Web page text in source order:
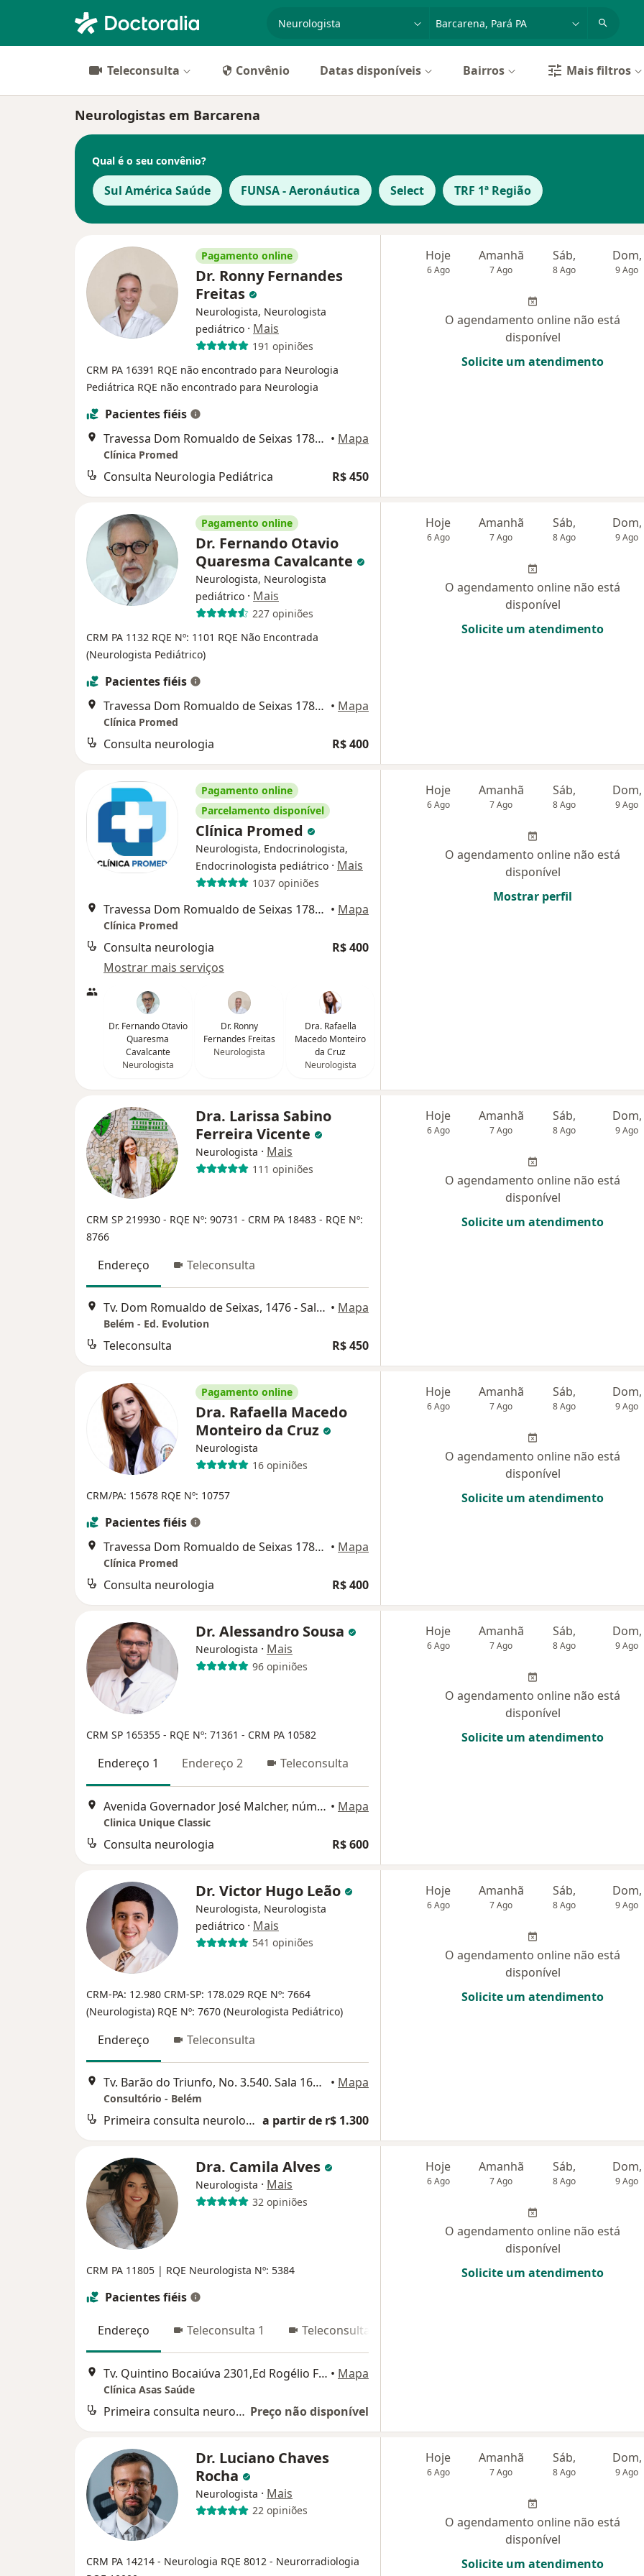
cidade ou região
Teleconsulta Convênio Datas disponíveis Bairros Mais filtros
Neurologistas em Barcarena
Qual é o seu convênio?
Sul América Saúde FUNSA - Aeronáutica Select TRF 1ª Região
Pagamento online
Dr. Ronny Fernandes
Freitas
Neurologista, Neurologista
pediátrico · Mais
191 opiniões
CRM PA 16391 RQE não encontrado para Neurologia
Pediátrica RQE não encontrado para Neurologia
Pacientes fiéis
Travessa Dom Romualdo de Seixas 1782, Belém do Pará • Mapa
Clínica Promed
Consulta Neurologia Pediátrica R$ 450
Hoje
6 Ago
Amanhã
7 Ago
Sáb,
8 Ago
Dom,
9 Ago
O agendamento online não está
disponível
Solicite um atendimento
Pagamento online
Dr. Fernando Otavio
Quaresma Cavalcante
Neurologista, Neurologista
pediátrico · Mais
227 opiniões
CRM PA 1132 RQE Nº: 1101 RQE Não Encontrada
(Neurologista Pediátrico)
Pacientes fiéis
Travessa Dom Romualdo de Seixas 1782, Belém do Pará • Mapa
Clínica Promed
Consulta neurologia R$ 400
Hoje
6 Ago
Amanhã
7 Ago
Sáb,
8 Ago
Dom,
9 Ago
O agendamento online não está
disponível
Solicite um atendimento
Pagamento online
Parcelamento disponível
Clínica Promed
Neurologista, Endocrinologista,
Endocrinologista pediátrico · Mais
1037 opiniões
Travessa Dom Romualdo de Seixas 1782, Belém do Pará • Mapa
Clínica Promed
Consulta neurologia
R$ 400
Mostrar mais serviços
Dr. Fernando Otavio
Quaresma
Cavalcante
Neurologista
Dr. Ronny
Fernandes Freitas
Neurologista
Dra. Rafaella
Macedo Monteiro
da Cruz
Neurologista
Hoje
6 Ago
Amanhã
7 Ago
Sáb,
8 Ago
Dom,
9 Ago
O agendamento online não está
disponível
Mostrar perfil
Dra. Larissa Sabino
Ferreira Vicente
Neurologista · Mais
111 opiniões
CRM SP 219930 - RQE Nº: 90731 - CRM PA 18483 - RQE Nº:
8766
Endereço Teleconsulta
Tv. Dom Romualdo de Seixas, 1476 - Salas 6 e 7 (1º andar), Belém do Pará • Mapa
Belém - Ed. Evolution
Teleconsulta R$ 450
Hoje
6 Ago
Amanhã
7 Ago
Sáb,
8 Ago
Dom,
9 Ago
O agendamento online não está
disponível
Solicite um atendimento
Pagamento online
Dra. Rafaella Macedo
Monteiro da Cruz
Neurologista
16 opiniões
CRM/PA: 15678 RQE Nº: 10757
Pacientes fiéis
Travessa Dom Romualdo de Seixas 1782, Belém do Pará • Mapa
Clínica Promed
Consulta neurologia R$ 400
Hoje
6 Ago
Amanhã
7 Ago
Sáb,
8 Ago
Dom,
9 Ago
O agendamento online não está
disponível
Solicite um atendimento
Dr. Alessandro Sousa
Neurologista · Mais
96 opiniões
CRM SP 165355 - RQE Nº: 71361 - CRM PA 10582
Endereço 1 Endereço 2 Teleconsulta
Avenida Governador José Malcher, número 168, Belém do Pará • Mapa
Clinica Unique Classic
Consulta neurologia R$ 600
Hoje
6 Ago
Amanhã
7 Ago
Sáb,
8 Ago
Dom,
9 Ago
O agendamento online não está
disponível
Solicite um atendimento
Dr. Victor Hugo Leão
Neurologista, Neurologista
pediátrico · Mais
541 opiniões
CRM-PA: 12.980 CRM-SP: 178.029 RQE Nº: 7664
(Neurologista) RQE Nº: 7670 (Neurologista Pediátrico)
Endereço Teleconsulta
Tv. Barão do Triunfo, No. 3.540. Sala 1604. Edifício Infinity Corporate Center, Belém • Mapa
Consultório - Belém
Primeira consulta neurologia a partir de r$ 1.300
Hoje
6 Ago
Amanhã
7 Ago
Sáb,
8 Ago
Dom,
9 Ago
O agendamento online não está
disponível
Solicite um atendimento
Dra. Camila Alves
Neurologista · Mais
32 opiniões
CRM PA 11805 | RQE Neurologista Nº: 5384
Pacientes fiéis
Endereço Teleconsulta 1 Teleconsulta 2
Tv. Quintino Bocaiúva 2301,Ed Rogélio Fernandez, sala 1212, • Mapa
Clínica Asas Saúde
Primeira consulta neurologia Preço não disponível
Hoje
6 Ago
Amanhã
7 Ago
Sáb,
8 Ago
Dom,
9 Ago
O agendamento online não está
disponível
Solicite um atendimento
Dr. Luciano Chaves
Rocha
Neurologista · Mais
22 opiniões
CRM PA 14214 - Neurologia RQE 8012 - Neurorradiologia
Hoje
6 Ago
Amanhã
7 Ago
Sáb,
8 Ago
Dom,
9 Ago
O agendamento online não está
disponível
Solicite um atendimento